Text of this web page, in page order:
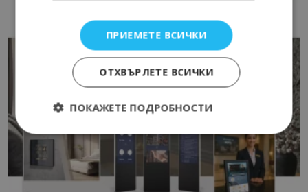
ПРИЕМЕТЕ ВСИЧКИ
ОТХВЪРЛЕТЕ ВСИЧКИ
ПОКАЖЕТЕ ПОДРОБНОСТИ
Строго необходимо
Ефективност
Таргетиране
Функционалност